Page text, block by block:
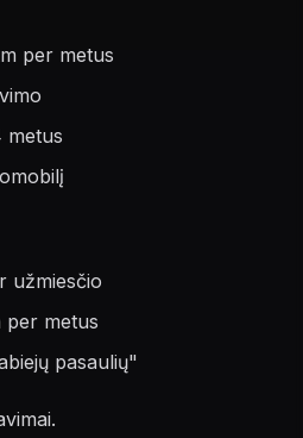
per metus
metus
užmiesčio
per metus
pasaulių"